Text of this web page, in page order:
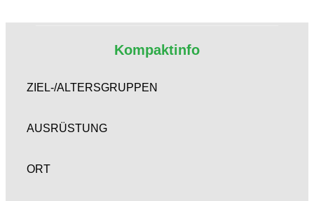
Kompaktinfo
ZIEL-/ALTERSGRUPPEN
AUSRÜSTUNG
ORT